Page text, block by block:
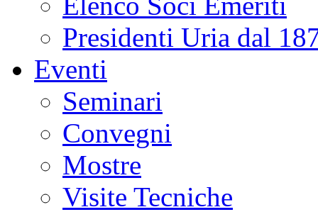
Presidenti Uria dal
Eventi
Seminari
Convegni
Mostre
Visite Tecniche